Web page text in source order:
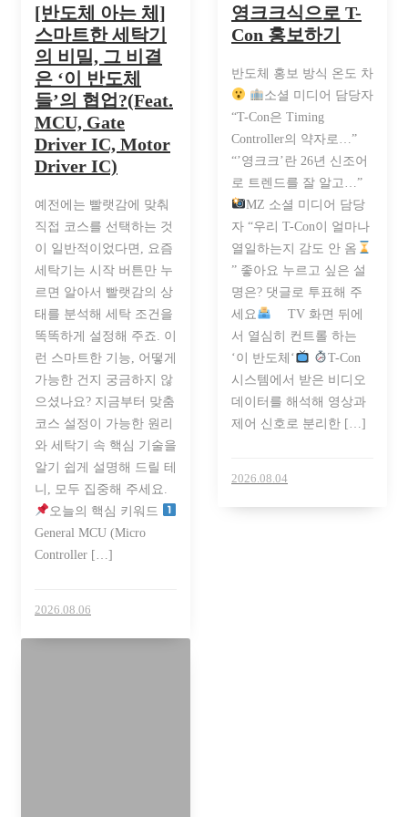
[반도체 아는 체]
스마트한 세탁기
의 비밀, 그 비결
은 ‘이 반도체
들’의 협업?(Feat.
MCU, Gate
Driver IC, Motor
Driver IC)
예전에는 빨랫감에 맞춰
직접 코스를 선택하는 것
이 일반적이었다면, 요즘
세탁기는 시작 버튼만 누
르면 알아서 빨랫감의 상
태를 분석해 세탁 조건을
똑똑하게 설정해 주죠. 이
런 스마트한 기능, 어떻게
가능한 건지 궁금하지 않
으셨나요? 지금부터 맞춤
코스 설정이 가능한 원리
와 세탁기 속 핵심 기술을
알기 쉽게 설명해 드릴 테
니, 모두 집중해 주세요.
오늘의 핵심 키워드
General MCU (Micro
Controller […]
2026.08.06
영크크식으로 T-
Con 홍보하기
반도체 홍보 방식 온도 차
소셜 미디어 담당자
“T-Con은 Timing
Controller의 약자로…”
“’영크크’란 26년 신조어
로 트렌드를 잘 알고…”
MZ 소셜 미디어 담당
자 “우리 T-Con이 얼마나
열일하는지 감도 안 옴
” 좋아요 누르고 싶은 설
명은? 댓글로 투표해 주
세요
⠀ TV 화면 뒤에
서 열심히 컨트롤 하는
‘이 반도체‘
T-Con
시스템에서 받은 비디오
데이터를 해석해 영상과
제어 신호로 분리한 […]
2026.08.04